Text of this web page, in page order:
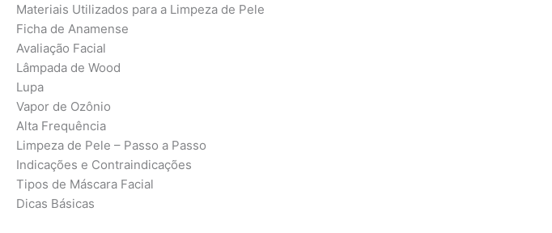
Materiais Utilizados para a Limpeza de Pele
Ficha de Anamense
Avaliação Facial
Lâmpada de Wood
Lupa
Vapor de Ozônio
Alta Frequência
Limpeza de Pele – Passo a Passo
Indicações e Contraindicações
Tipos de Máscara Facial
Dicas Básicas